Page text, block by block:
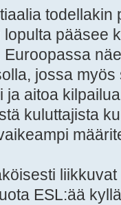
pääsee
jossa
ja aitoa
kuluttajista
ESL:ää